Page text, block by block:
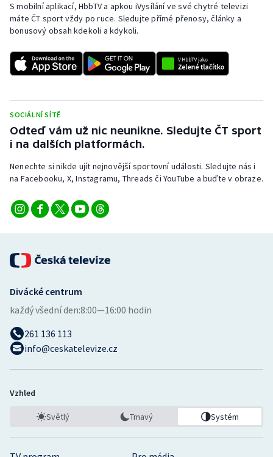
S mobilní aplikací, HbbTV a apkou iVysílání ve své chytré televizi
máte ČT sport vždy po ruce. Sledujte přímé přenosy, články a
bonusový obsah kdekoli a kdykoli.
SOCIÁLNÍ SÍTĚ
Odteď vám už nic neunikne. Sledujte ČT sport
i na dalších platformách.
Nenechte si nikde ujít nejnovější sportovní události. Sledujte nás i
na Facebooku, X, Instagramu, Threads či YouTube a buďte v obraze.
Divácké centrum
každý všední den:8:00—16:00 hodin
261 136 113
info@ceskatelevize.cz
Vzhled
Světlý Tmavý Systém